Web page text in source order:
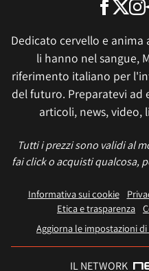
Dedicato cervello e
li hanno nel sangue,
riferimento italiano per
del futuro. Preparatevi ad
articoli, news, video,
Tutti i prezzi sono validi al
fai click o acquisti qualcosa,
Informativa sui cookie
Etica e trasparenza
Aggiorna le impostazioni
IL NETWORK